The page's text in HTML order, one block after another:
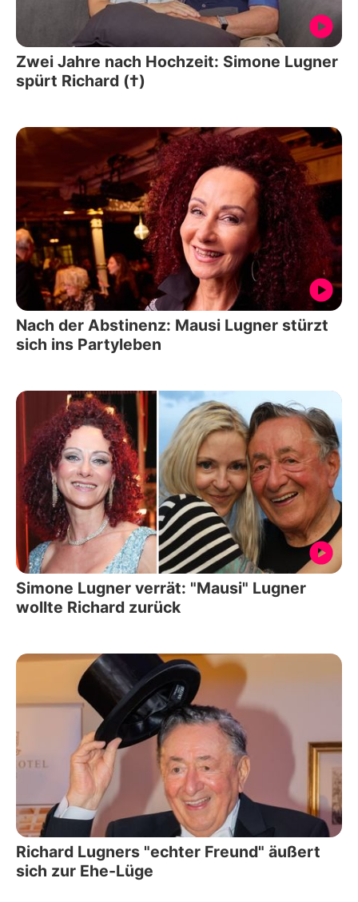
Zwei Jahre nach Hochzeit: Simone Lugner
spürt Richard (†)
Nach der Abstinenz: Mausi Lugner stürzt
sich ins Partyleben
Simone Lugner verrät: "Mausi" Lugner
wollte Richard zurück
Richard Lugners "echter Freund" äußert
sich zur Ehe-Lüge